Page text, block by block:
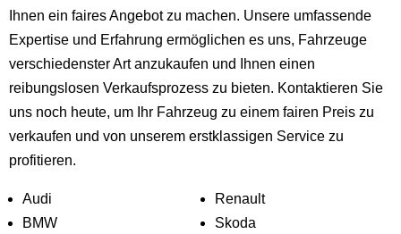
Ihnen ein faires Angebot zu machen. Unsere umfassende
Expertise und Erfahrung ermöglichen es uns, Fahrzeuge
verschiedenster Art anzukaufen und Ihnen einen
reibungslosen Verkaufsprozess zu bieten. Kontaktieren Sie
uns noch heute, um Ihr Fahrzeug zu einem fairen Preis zu
verkaufen und von unserem erstklassigen Service zu
profitieren.
Audi
BMW
Renault
Skoda